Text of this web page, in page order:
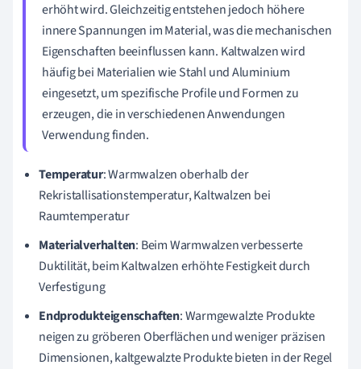
erhöht wird. Gleichzeitig entstehen jedoch höhere
innere Spannungen im Material, was die mechanischen
Eigenschaften beeinflussen kann. Kaltwalzen wird
häufig bei Materialien wie Stahl und Aluminium
eingesetzt, um spezifische Profile und Formen zu
erzeugen, die in verschiedenen Anwendungen
Verwendung finden.
Temperatur: Warmwalzen oberhalb der
Rekristallisationstemperatur, Kaltwalzen bei
Raumtemperatur
Materialverhalten: Beim Warmwalzen verbesserte
Duktilität, beim Kaltwalzen erhöhte Festigkeit durch
Verfestigung
Endprodukteigenschaften: Warmgewalzte Produkte
neigen zu gröberen Oberflächen und weniger präzisen
Dimensionen, kaltgewalzte Produkte bieten in der Regel